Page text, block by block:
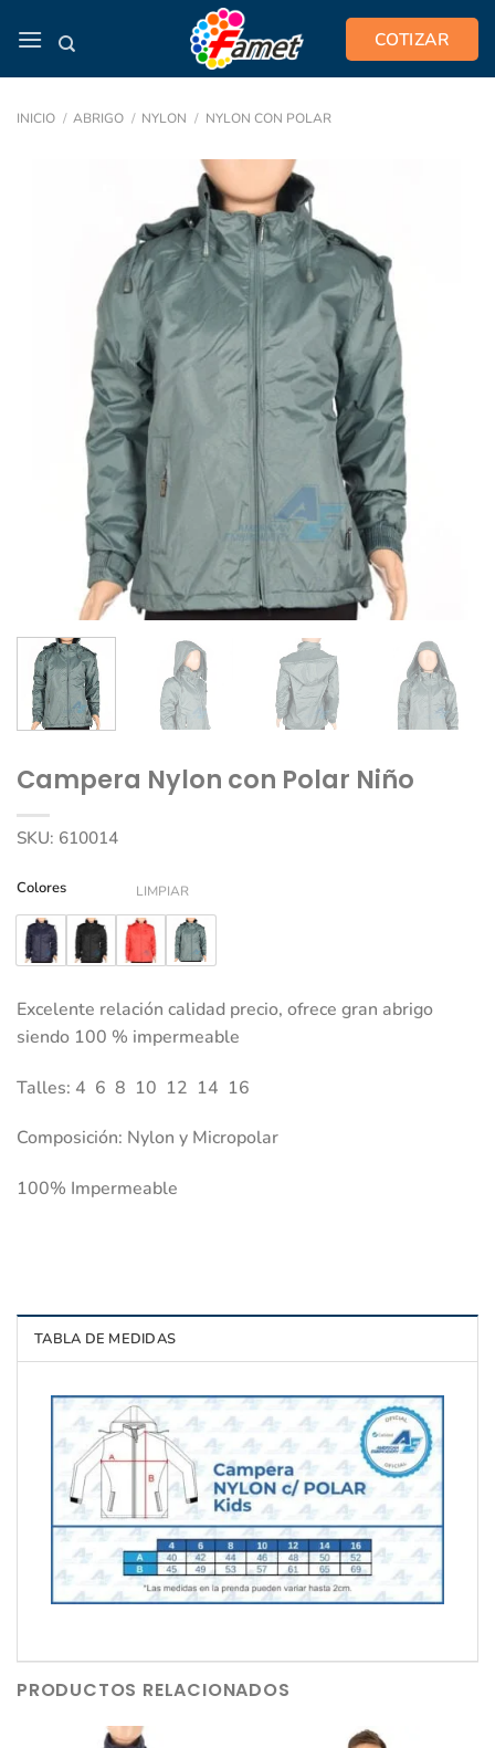
COTIZAR
INICIO / ABRIGO / NYLON / NYLON CON POLAR
Campera Nylon con Polar Niño
SKU: 610014
Colores LIMPIAR
Excelente relación calidad precio, ofrece gran abrigo
siendo 100 % impermeable
Talles: 4 6 8 10 12 14 16
Composición: Nylon y Micropolar
100% Impermeable
TABLA DE MEDIDAS
PRODUCTOS RELACIONADOS